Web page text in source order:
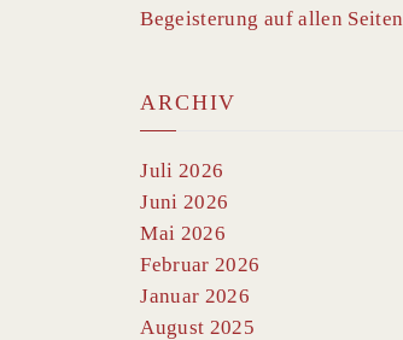
Begeisterung auf allen Seiten
ARCHIV
Juli 2026
Juni 2026
Mai 2026
Februar 2026
Januar 2026
August 2025